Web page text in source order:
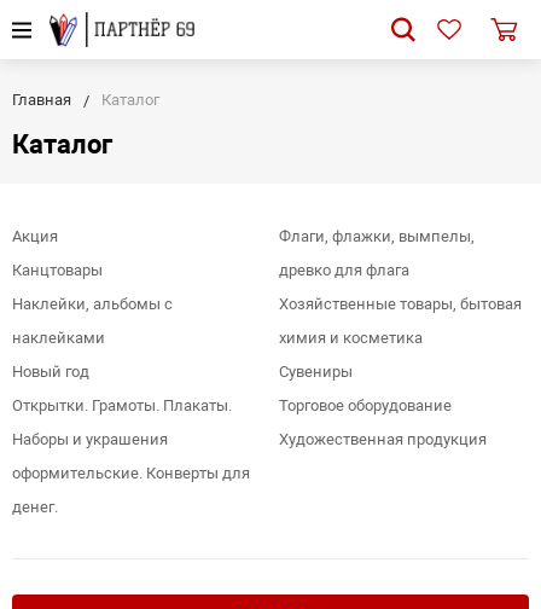
Главная Каталог
Каталог
Акция
Канцтовары
Наклейки, альбомы с
наклейками
Новый год
Открытки. Грамоты. Плакаты.
Наборы и украшения
оформительские. Конверты для
денег.
Флаги, флажки, вымпелы,
древко для флага
Хозяйственные товары, бытовая
химия и косметика
Сувениры
Торговое оборудование
Художественная продукция